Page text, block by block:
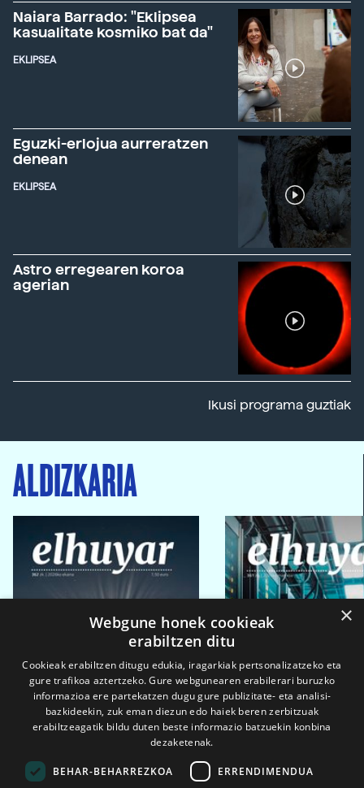
Naiara Barrado: "Eklipsea
kasualitate kosmiko bat da"
EKLIPSEA
Eguzki-erlojua aurreratzen
denean
EKLIPSEA
Astro erregearen koroa
agerian
Ikusi programa guztiak
ALDIZKARIA
×
Webgune honek cookieak
erabiltzen ditu
Cookieak erabiltzen ditugu edukia, iragarkiak pertsonalizatzeko eta
gure trafikoa aztertzeko. Gure webgunearen erabilerari buruzko
informazioa ere partekatzen dugu gure publizitate- eta analisi-
bazkideekin, zuk eman diezun edo haiek beren zerbitzuak
erabiltzeagatik bildu duten beste informazio batzuekin konbina
dezaketenak.
BEHAR-BEHARREZKOA ERRENDIMENDUA